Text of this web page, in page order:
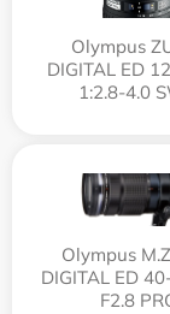
Olympus
DIGITAL ED
1:2.8-4.0
Olympus
DIGITAL ED
F2.8